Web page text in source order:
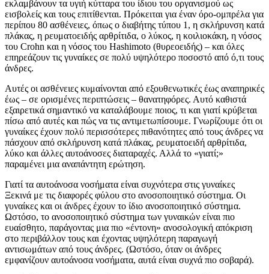
εκλαμβάνουν τα υγιή κύτταρα του ίδιου του οργανισμού ως
εισβολείς και τους επιτίθενται. Πρόκειται για έναν όρο-ομπρέλα για
περίπου 80 ασθένειες, όπως ο διαβήτης τύπου 1, η σκλήρυνση κατά
πλάκας, η ρευματοειδής αρθρίτιδα, ο λύκος, η κοιλιοκάκη, η νόσος
του Crohn και η νόσος του Hashimoto (θυρεοειδής) – και όλες
επηρεάζουν τις γυναίκες σε πολύ υψηλότερο ποσοστό από ό,τι τους
άνδρες.
Αυτές οι ασθένειες κυμαίνονται από εξουθενωτικές έως αναπηρικές
έως – σε ορισμένες περιπτώσεις – θανατηφόρες. Αυτό καθιστά
εξαιρετικά σημαντικό να καταλάβουμε ποιος, τι και γιατί κρύβεται
πίσω από αυτές και πώς να τις αντιμετωπίσουμε. Γνωρίζουμε ότι οι
γυναίκες έχουν πολύ περισσότερες πιθανότητες από τους άνδρες να
πάσχουν από σκλήρυνση κατά πλάκας, ρευματοειδή αρθρίτιδα,
λύκο και άλλες αυτοάνοσες διαταραχές. Αλλά το «γιατί;»
παραμένει μια αναπάντητη ερώτηση.
Γιατί τα αυτοάνοσα νοσήματα είναι συχνότερα στις γυναίκες
Ξεκινά με τις διαφορές φύλου στο ανοσοποιητικό σύστημα. Οι
γυναίκες και οι άνδρες έχουν το ίδιο ανοσοποιητικό σύστημα.
Ωστόσο, το ανοσοποιητικό σύστημα των γυναικών είναι πιο
ευαίσθητο, παράγοντας μια πιο «έντονη» ανοσολογική απόκριση
στο περιβάλλον τους και έχοντας υψηλότερη παραγωγή
αντισωμάτων από τους άνδρες. (Ωστόσο, όταν οι άνδρες
εμφανίζουν αυτοάνοσα νοσήματα, αυτά είναι συχνά πιο σοβαρά).